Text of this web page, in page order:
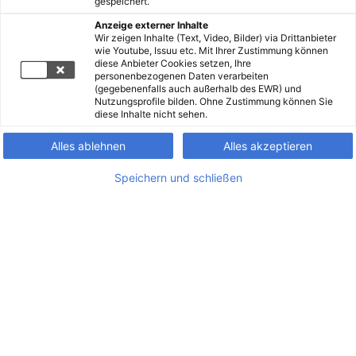
Anzeige externer Inhalte
Wir zeigen Inhalte (Text, Video, Bilder) via Drittanbieter
wie Youtube, Issuu etc. Mit Ihrer Zustimmung können
diese Anbieter Cookies setzen, Ihre
personenbezogenen Daten verarbeiten
(gegebenenfalls auch außerhalb des EWR) und
Nutzungsprofile bilden. Ohne Zustimmung können Sie
diese Inhalte nicht sehen.
Alles ablehnen Alles akzeptieren
Speichern und schließen